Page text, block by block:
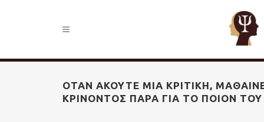
ΌΤΑΝ ΑΚΟΎΤΕ ΜΙΑ ΚΡΙΤΙΚΉ,
ΚΡΊΝΟΝΤΟΣ ΠΑΡΆ ΓΙΑ ΤΟ ΠΟΙΌΝ